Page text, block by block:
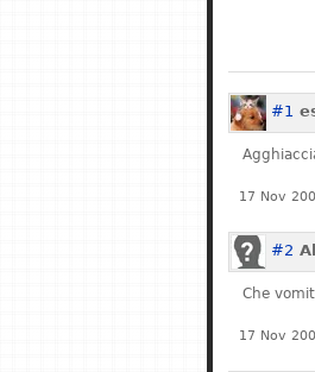
#1
17 Nov
#2
Che
17 Nov